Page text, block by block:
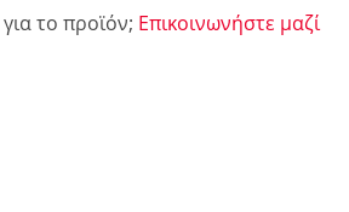
το προϊόν; Επικοινωνήστε μαζί